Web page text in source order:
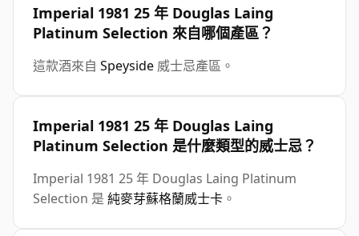
Imperial 1981 25 年 Douglas Laing
Platinum Selection 來自哪個產區？
這款酒來自 Speyside 威士忌產區。
Imperial 1981 25 年 Douglas Laing
Platinum Selection 是什麼類型的威士忌？
Imperial 1981 25 年 Douglas Laing Platinum
Selection 是 純麥芽蘇格蘭威士卡 。